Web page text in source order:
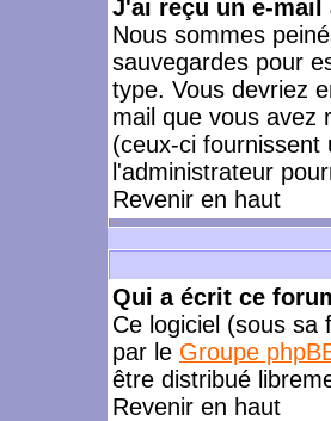
J'ai reçu un e-
Nous sommes
sauvegardes pour
type. Vous devriez
mail que vous avez
(ceux-ci fournissent
l'administrateur
Revenir en haut
Qui a écrit ce
Ce logiciel (sous sa
par le Groupe
être distribué
Revenir en haut